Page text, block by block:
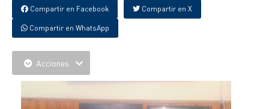
Compartir en Facebook Compartir en X
Compartir en WhatsApp
Acciones